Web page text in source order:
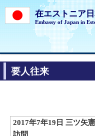
在エストニア
Embassy of Japan in
要人往来
2017年7年19日 三ツ矢